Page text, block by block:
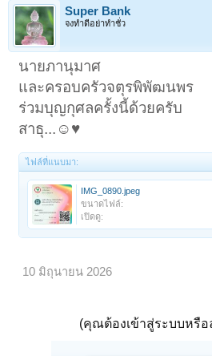
Super Bank
จงทำดีอย่าทำชั่ว
นายภานุมาศ
และครอบครัวจตุรพิพัฒนพร
ร่วมบุญกุศลครั้งนี้ด้วยครับ
สาธุ...☺️♥️
ไฟล์ที่แนบมา:
IMG_0890.jpeg
ขนาดไฟล์:
เปิดดู:
10 มิถุนายน 2026
(คุณต้องเข้าสู่ระบบหรือ